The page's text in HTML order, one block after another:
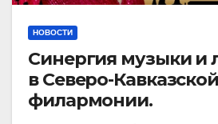
НОВОСТИ
Синергия музыки и
в Северо-Кавказской
филармонии.